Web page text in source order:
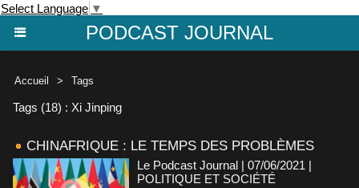
Select Language ▼
PODCAST JOURNAL
Accueil > Tags
Tags (18) : Xi Jinping
CHINAFRIQUE : LE TEMPS DES PROBLÈMES
Le Podcast Journal | 07/06/2021 |
POLITIQUE ET SOCIÉTÉ